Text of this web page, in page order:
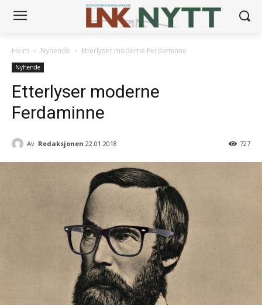
Heim Nyhende Etterlyser moderne Ferdaminne
Nyhende
Etterlyser moderne
Ferdaminne
Av Redaksjonen 22.01.2018 727